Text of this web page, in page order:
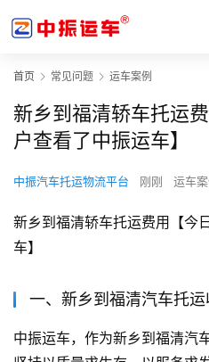
首页 常见问题 运车案例
新乡到福清轿车托运
户查看了中振运车】
中振汽车托运物流平台 刚刚 运车案
新乡到福清轿车托运费用【今
车】
一、新乡到福清汽车托
中振运车，作为新乡到福清汽